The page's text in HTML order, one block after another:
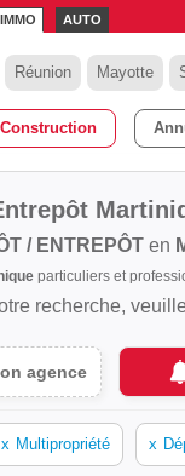
IMMO AUTO
Réunion Mayotte
Construction
/ ENTREPÔTen
particuliers et
recherche,
agence
x Multipropriété x